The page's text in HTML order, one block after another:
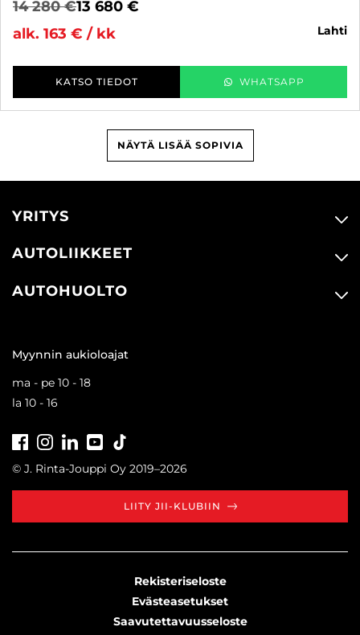
14 280 €13 680 €
alk. 163 € / kk
lahti
KATSO TIEDOT WHATSAPP
NÄYTÄ LISÄÄ SOPIVIA
YRITYS
AUTOLIIKKEET
AUTOHUOLTO
Myynnin aukioloajat
ma - pe 10 - 18
la 10 - 16
FacebookInstagramLinkedInYoutube
© J. Rinta-Jouppi Oy 2019–2026
LIITY JII-KLUBIIN
Rekisteriseloste
Evästeasetukset
Saavutettavuusseloste